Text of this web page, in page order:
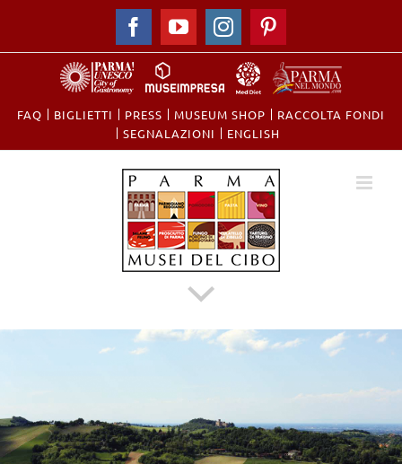
FacebookYouTubeInstagram
FAQ BIGLIETTI PRESS MUSEUM SHOP
RACCOLTA FONDI
​SEGNALAZIONI
ENGLISH